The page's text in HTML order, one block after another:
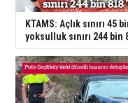
KTAMS: Açlık sınırı 45
yoksulluk sınırı 244 bin